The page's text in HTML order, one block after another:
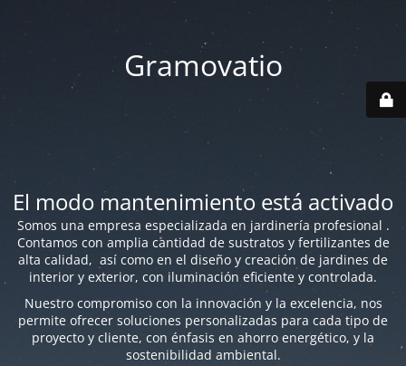
Gramovatio
El modo mantenimiento está activado
Somos una empresa especializada en jardinería profesional .
Contamos con amplia cantidad de sustratos y fertilizantes de
alta calidad, así como en el diseño y creación de jardines de
interior y exterior, con iluminación eficiente y controlada.
Nuestro compromiso con la innovación y la excelencia, nos
permite ofrecer soluciones personalizadas para cada tipo de
proyecto y cliente, con énfasis en ahorro energético, y la
sostenibilidad ambiental.